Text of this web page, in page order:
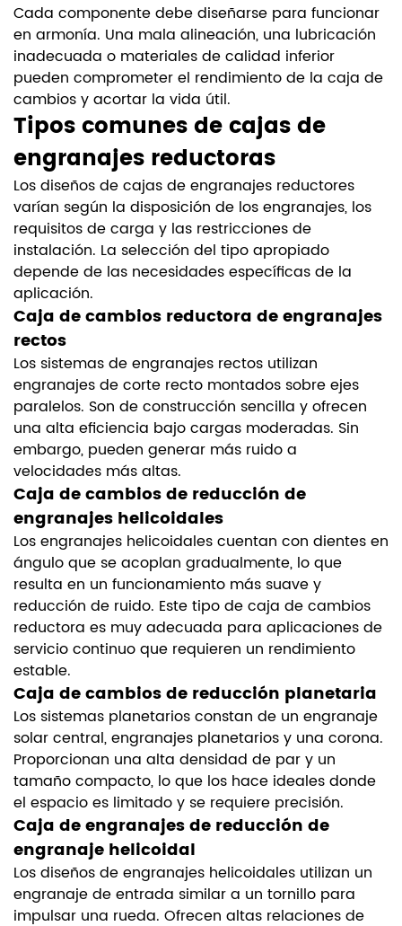
Cada componente debe diseñarse para funcionar
en armonía. Una mala alineación, una lubricación
inadecuada o materiales de calidad inferior
pueden comprometer el rendimiento de la caja de
cambios y acortar la vida útil.
Tipos comunes de cajas de
engranajes reductoras
Los diseños de cajas de engranajes reductores
varían según la disposición de los engranajes, los
requisitos de carga y las restricciones de
instalación. La selección del tipo apropiado
depende de las necesidades específicas de la
aplicación.
Caja de cambios reductora de engranajes
rectos
Los sistemas de engranajes rectos utilizan
engranajes de corte recto montados sobre ejes
paralelos. Son de construcción sencilla y ofrecen
una alta eficiencia bajo cargas moderadas. Sin
embargo, pueden generar más ruido a
velocidades más altas.
Caja de cambios de reducción de
engranajes helicoidales
Los engranajes helicoidales cuentan con dientes en
ángulo que se acoplan gradualmente, lo que
resulta en un funcionamiento más suave y
reducción de ruido. Este tipo de caja de cambios
reductora es muy adecuada para aplicaciones de
servicio continuo que requieren un rendimiento
estable.
Caja de cambios de reducción planetaria
Los sistemas planetarios constan de un engranaje
solar central, engranajes planetarios y una corona.
Proporcionan una alta densidad de par y un
tamaño compacto, lo que los hace ideales donde
el espacio es limitado y se requiere precisión.
Caja de engranajes de reducción de
engranaje helicoidal
Los diseños de engranajes helicoidales utilizan un
engranaje de entrada similar a un tornillo para
impulsar una rueda. Ofrecen altas relaciones de